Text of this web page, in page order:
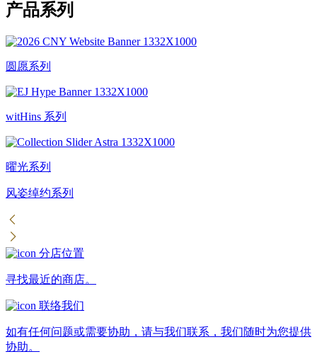
产品系列
圆愿系列
witHins 系列
曜光系列
风姿绰约系列
分店位置
寻找最近的商店。
联络我们
如有任何问题或需要协助，请与我们联系，我们随时为您提供
协助。